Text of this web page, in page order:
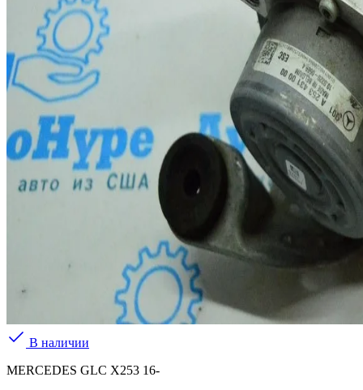
В наличии
MERCEDES GLC X253 16-